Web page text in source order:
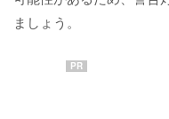
ましょう。
PR